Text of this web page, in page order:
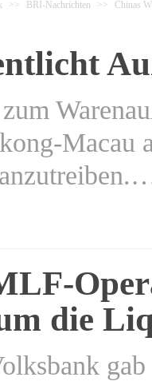
>> BRI-Nachrichten >> Chinas
Macau
die